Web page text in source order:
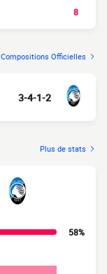
8
Compositions Officielles
3-4-1-2
Plus de stats
58%